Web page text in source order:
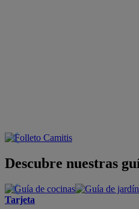
Descubre nuestras
Tarjeta